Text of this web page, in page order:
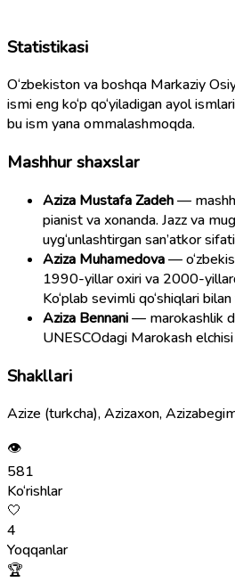
Statistikasi
O‘zbekiston va boshqa Markaziy
ismi eng ko‘p qo‘yiladigan ayol
bu ism yana ommalashmoqda.
Mashhur shaxslar
Aziza Mustafa Zadeh—
pianist va xonanda. Jazz va
uyg‘unlashtirgan san’atkor
Aziza Muhamedova—
1990-yillar oxiri va 2000-
Ko‘plab sevimli qo‘shiqlari
Aziza Bennani— marokashlik
UNESCOdagi Marokash
Shakllari
Azize (turkcha), Azizaxon,
👁
581
Ko‘rishlar
🤍
4
Yoqqanlar
🏆